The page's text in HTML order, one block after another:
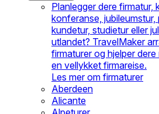
Planlegger dere firmatur,
konferanse, jubileumstur,
kundetur, studietur eller
utlandet? TravelMaker
firmaturer og hjelper
en vellykket firmareise.
Les mer om firmaturer
Aberdeen
Alicante